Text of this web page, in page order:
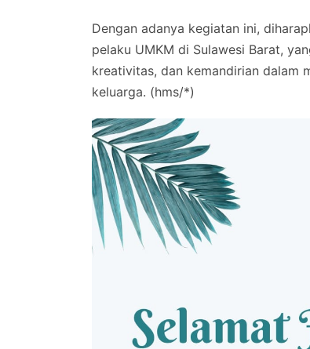
Dengan adanya kegiatan ini,
pelaku UMKM di Sulawesi Barat,
kreativitas, dan kemandirian dalam
keluarga. (hms/*)